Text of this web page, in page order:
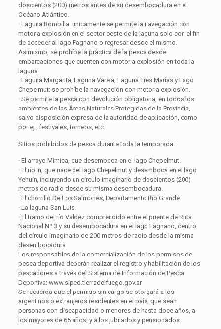
doscientos (200) metros antes de su desembocadura en el
Océano Atlántico.
· Laguna Bombilla: únicamente se permite la navegación con
motor a explosión en el sector oeste de la laguna solo con el fin
de acceder al lago Fagnano o regresar desde el mismo.
Asimismo, se prohíbe la práctica de la pesca desde
embarcaciones que cuenten con motor a explosión en toda la
laguna.
· Laguna Margarita, Laguna Varela, Laguna Tres Marías y Lago
Chepelmut: se prohíbe la navegación con motor a explosión.
· Se permite la pesca con devolución obligatoria, en todos los
ambientes de las Áreas Naturales Protegidas de la Provincia,
salvo disposición expresa de la autoridad de aplicación, como
por ej., festivales, torneos, etc.
Sitios prohibidos de pesca durante toda la temporada:
· El arroyo Mimica, que desemboca en el lago Chepelmut.
· El río In, que nace del lago Chepelmut y desemboca en el lago
Yehuín, incluyendo un círculo imaginario de doscientos (200)
metros de radio desde su misma desembocadura.
· El chorrillo De Los Salmones, Departamento Río Grande.
· La laguna San Luis.
· El tramo del río Valdez comprendido entre el puente de Ruta
Nacional Nº 3 y su desembocadura en el lago Fagnano, dentro
del círculo imaginario de 200 metros de radio desde la misma
desembocadura.
Los responsables de la comercialización de los permisos de
pesca deportiva deberán realizar el registro y habilitación de los
pescadores a través del Sistema de Información de Pesca
Deportiva: www.siped.tierradelfuego.gov.ar
Se recuerda que el permiso sin cargo se otorgará a los
argentinos o extranjeros residentes en el país, que sean
personas con discapacidad o menores de hasta doce años, a
los mayores de 65 años, y a los jubilados y pensionados.